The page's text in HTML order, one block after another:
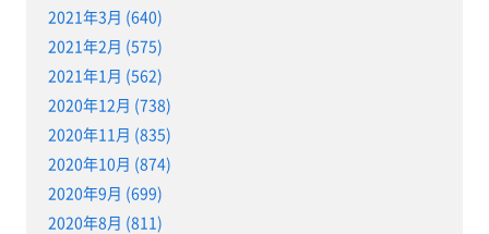
2021年3月 (640)
2021年2月 (575)
2021年1月 (562)
2020年12月 (738)
2020年11月 (835)
2020年10月 (874)
2020年9月 (699)
2020年8月 (811)